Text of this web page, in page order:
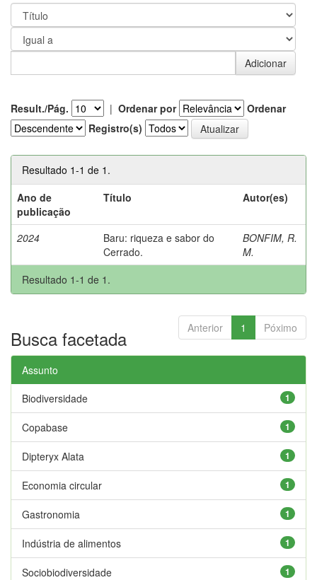
Result./Pág. | Ordenar por
Ordenar
Registro(s)
Resultado 1-1 de 1.
Ano de
publicação
Título Autor(es)
2024
Baru: riqueza e sabor do
Cerrado.
BONFIM, R.
M.
Resultado 1-1 de 1.
Anterior 1 Póximo
Busca facetada
Assunto
1
Biodiversidade
1
Copabase
1
Dipteryx Alata
1
Economia circular
1
Gastronomia
1
Indústria de alimentos
1
Sociobiodiversidade